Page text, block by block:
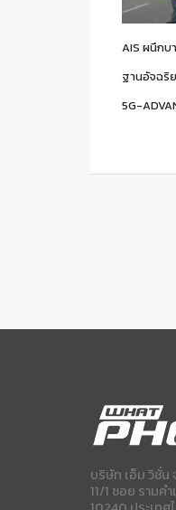
AIS ผนึกบ
ฐานอัจฉริ
5G-
บริษัท เอ็ม วิชั่น
11/1 ซอย รามค